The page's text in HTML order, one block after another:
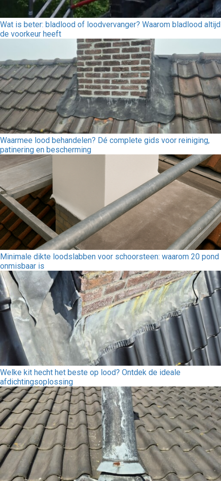
Wat is beter: bladlood of loodvervanger? Waarom bladlood altijd
de voorkeur heeft
Waarmee lood behandelen? Dé complete gids voor reiniging,
patinering en bescherming
Minimale dikte loodslabben voor schoorsteen: waarom 20 pond
onmisbaar is
Welke kit hecht het beste op lood? Ontdek de ideale
afdichtingsoplossing